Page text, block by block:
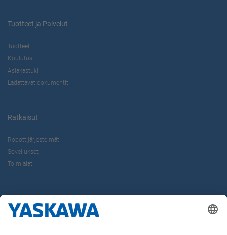
Tuotteet ja Palvelut
Tuotteet
Koulutus
Asiakastuki
Ladattavat dokumentit
Ratkaisut
Robottijärjestelmät
Sovellukset
Toimialat